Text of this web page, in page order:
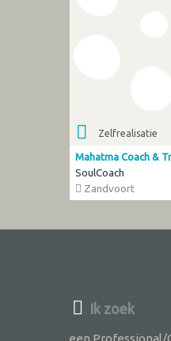
Zelfrealisatie
Mahatma Coach &
SoulCoach
Zandvoort
Ik zoek
een Professional/